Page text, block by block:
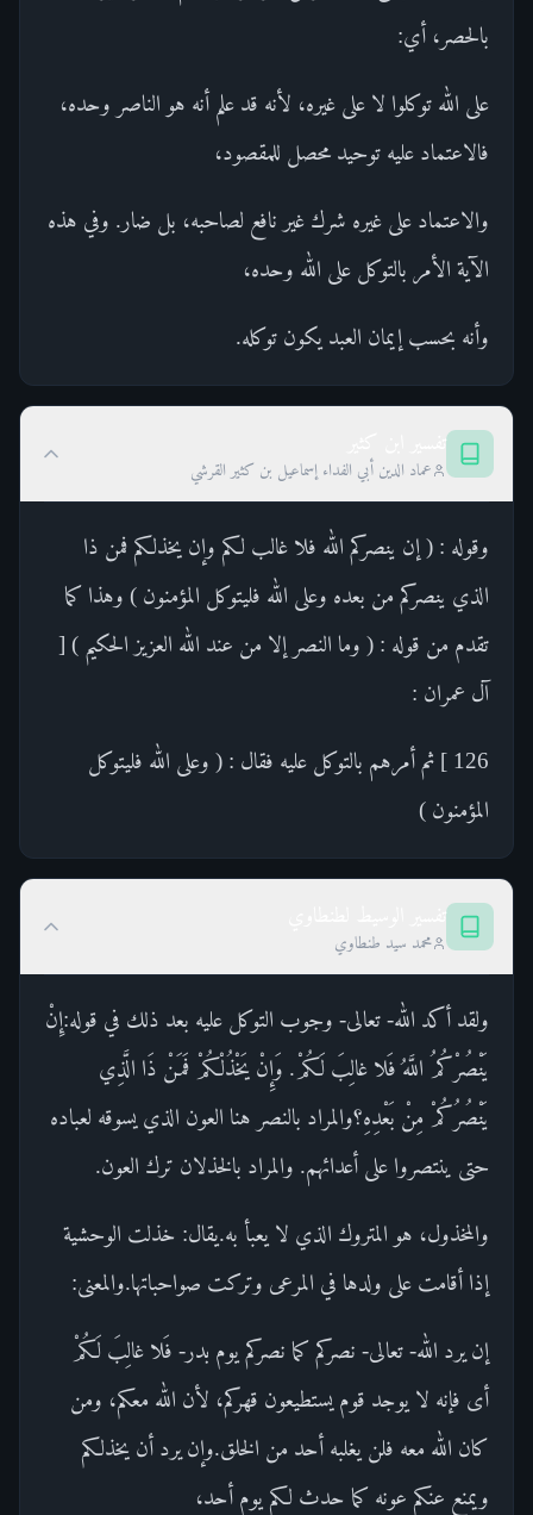
بالحصر، أي:
على الله توكلوا لا على غيره، لأنه قد علم أنه هو الناصر وحده،
فالاعتماد عليه توحيد محصل للمقصود،
والاعتماد على غيره شرك غير نافع لصاحبه، بل ضار. وفي هذه
الآية الأمر بالتوكل على الله وحده،
وأنه بحسب إيمان العبد يكون توكله.
عماد الدين أبي الفداء إسماعيل بن كثير القرشي
وقوله : ( إن ينصركم الله فلا غالب لكم وإن يخذلكم فمن ذا
الذي ينصركم من بعده وعلى الله فليتوكل المؤمنون ) وهذا كما
تقدم من قوله : ( وما النصر إلا من عند الله العزيز الحكيم ) [
آل عمران :
126 ] ثم أمرهم بالتوكل عليه فقال : ( وعلى الله فليتوكل
المؤمنون )
محمد سيد طنطاوي
ولقد أكد الله- تعالى- وجوب التوكل عليه بعد ذلك في قوله:إِنْ
يَنْصُرْكُمُ اللَّهُ فَلا غالِبَ لَكُمْ. وَإِنْ يَخْذُلْكُمْ فَمَنْ ذَا الَّذِي
يَنْصُرُكُمْ مِنْ بَعْدِهِ؟والمراد بالنصر هنا العون الذي يسوقه لعباده
حتى ينتصروا على أعدائهم. والمراد بالخذلان ترك العون.
والمخذول، هو المتروك الذي لا يعبأ به.يقال: خذلت الوحشية
إذا أقامت على ولدها في المرعى وتركت صواحباتها.والمعنى:
إن يرد الله- تعالى- نصركم كما نصركم يوم بدر- فَلا غالِبَ لَكُمْ
أى فإنه لا يوجد قوم يستطيعون قهركم، لأن الله معكم، ومن
كان الله معه فلن يغلبه أحد من الخلق.وإن يرد أن يخذلكم
ويمنع عنكم عونه كما حدث لكم يوم أحد،